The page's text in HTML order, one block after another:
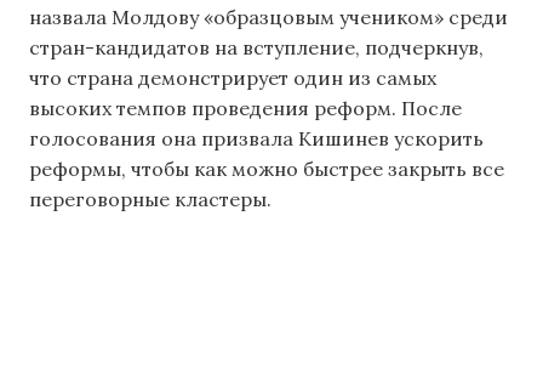
назвала Молдову «образцовым учеником» среди
стран-кандидатов на вступление, подчеркнув,
что страна демонстрирует один из самых
высоких темпов проведения реформ. После
голосования она призвала Кишинев ускорить
реформы, чтобы как можно быстрее закрыть все
переговорные кластеры.